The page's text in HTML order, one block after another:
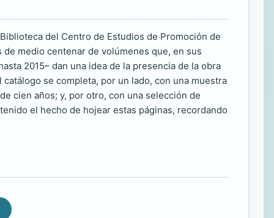
del Centro de Estudios de Promoción de
medio centenar de volúmenes que, en sus
2015– dan una idea de la presencia de la obra
se completa, por un lado, con una muestra
cien años; y, por otro, con una selección de
el hecho de hojear estas páginas, recordando